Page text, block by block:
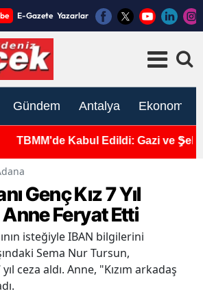
E-Gazete Yazarlar
Gündem Antalya Ekonomi
Gazi ve Şehit Yakınlarının
Genç Kız 7 Yıl
Anne Feryat Etti
isteğiyle IBAN bilgilerini
Sema Nur Tursun,
ceza aldı. Anne, "Kızım arkadaş